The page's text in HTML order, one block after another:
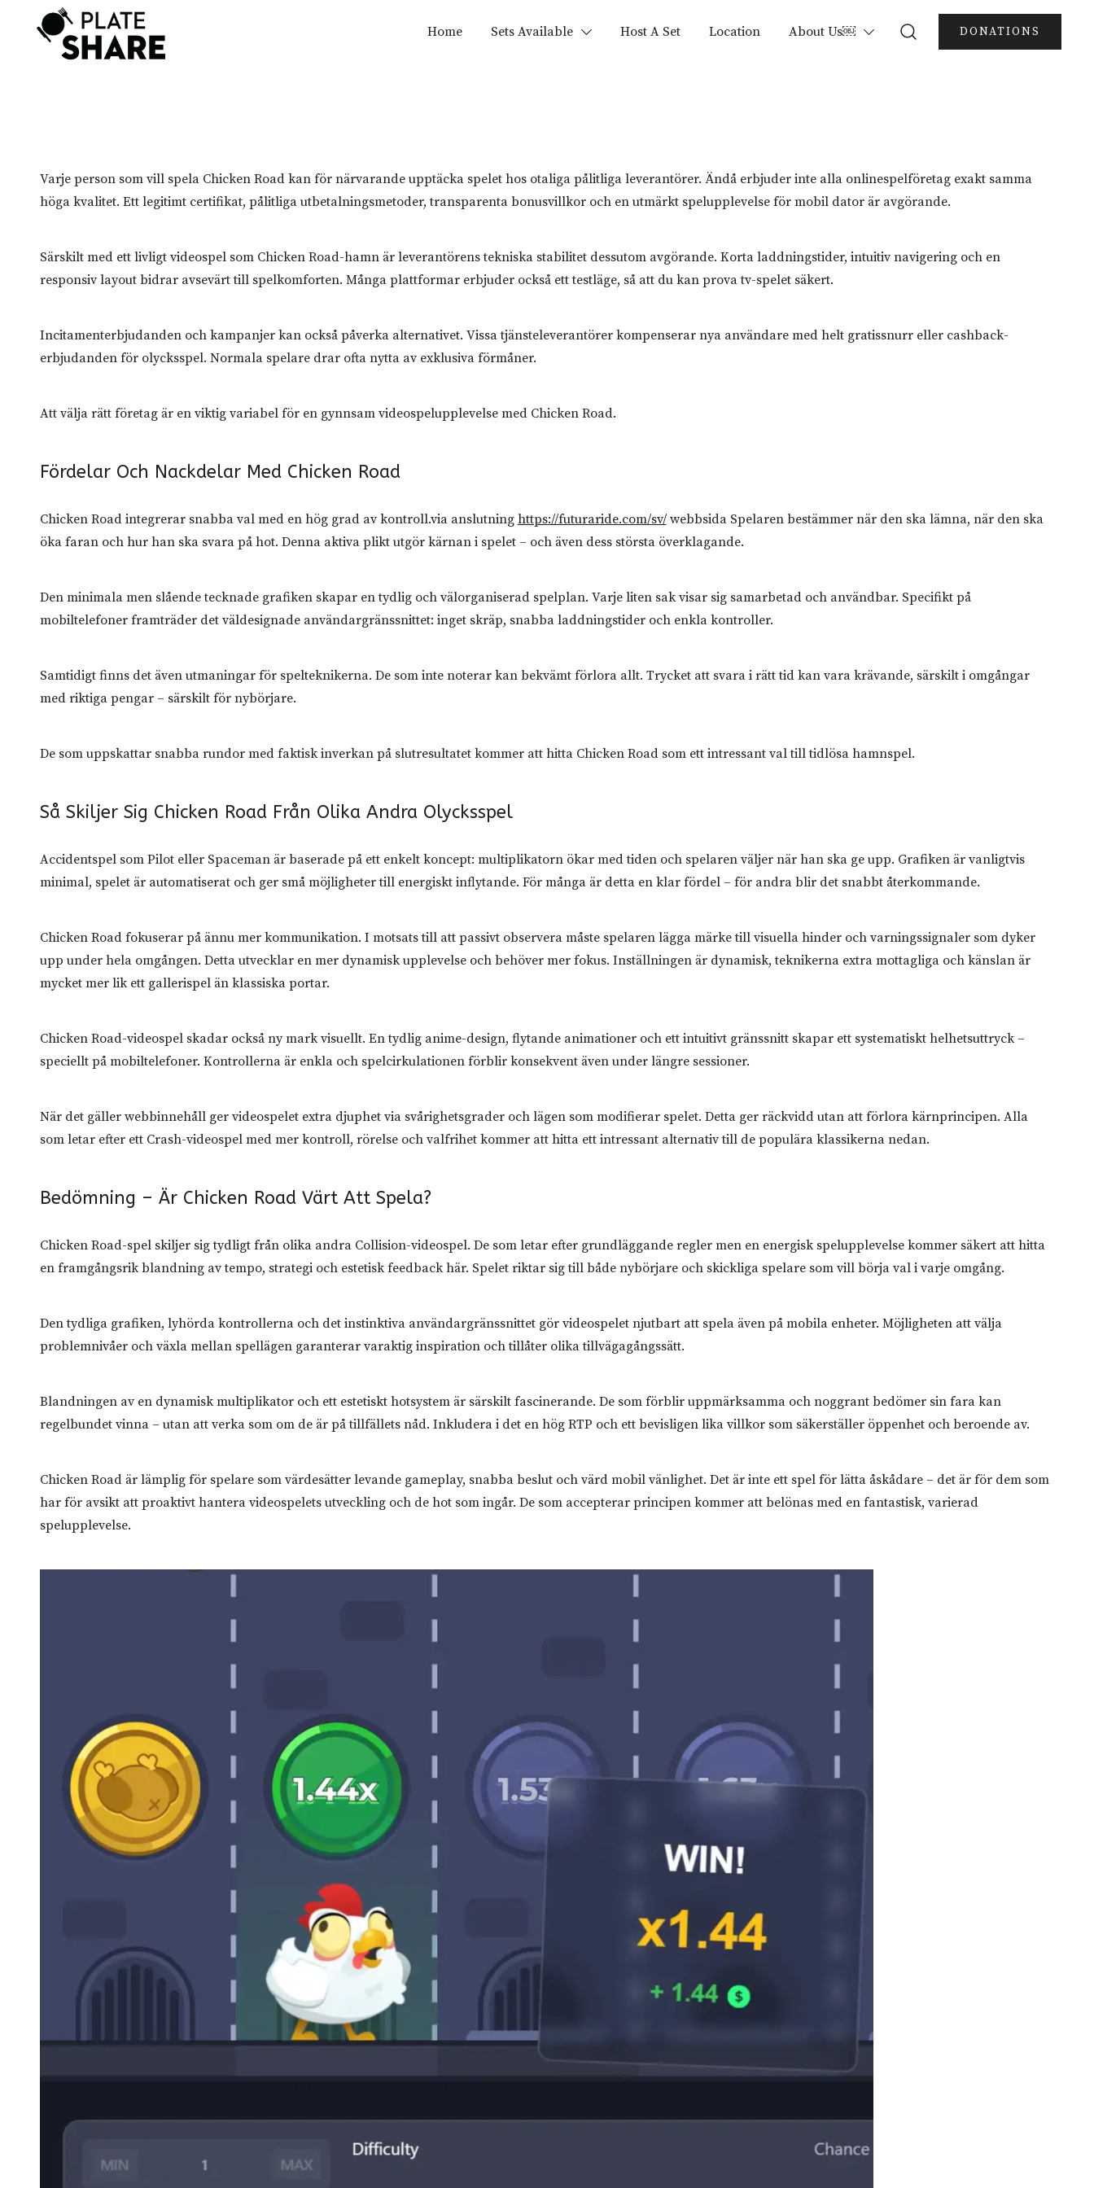
Home Sets Available Host A Set Location About Us￼ DONATIONS
Varje person som vill spela Chicken Road kan för närvarande upptäcka spelet hos otaliga pålitliga leverantörer. Ändå erbjuder inte alla onlinespelföretag exakt samma
höga kvalitet. Ett legitimt certifikat, pålitliga utbetalningsmetoder, transparenta bonusvillkor och en utmärkt spelupplevelse för mobil dator är avgörande.
Särskilt med ett livligt videospel som Chicken Road-hamn är leverantörens tekniska stabilitet dessutom avgörande. Korta laddningstider, intuitiv navigering och en
responsiv layout bidrar avsevärt till spelkomforten. Många plattformar erbjuder också ett testläge, så att du kan prova tv-spelet säkert.
Incitamenterbjudanden och kampanjer kan också påverka alternativet. Vissa tjänsteleverantörer kompenserar nya användare med helt gratissnurr eller cashback-
erbjudanden för olycksspel. Normala spelare drar ofta nytta av exklusiva förmåner.
Att välja rätt företag är en viktig variabel för en gynnsam videospelupplevelse med Chicken Road.
Fördelar Och Nackdelar Med Chicken Road
Chicken Road integrerar snabba val med en hög grad av kontroll.via anslutning https://futuraride.com/sv/webbsida Spelaren bestämmer när den ska lämna, när den ska
öka faran och hur han ska svara på hot. Denna aktiva plikt utgör kärnan i spelet – och även dess största överklagande.
Den minimala men slående tecknade grafiken skapar en tydlig och välorganiserad spelplan. Varje liten sak visar sig samarbetad och användbar. Specifikt på
mobiltelefoner framträder det väldesignade användargränssnittet: inget skräp, snabba laddningstider och enkla kontroller.
Samtidigt finns det även utmaningar för spelteknikerna. De som inte noterar kan bekvämt förlora allt. Trycket att svara i rätt tid kan vara krävande, särskilt i omgångar
med riktiga pengar – särskilt för nybörjare.
De som uppskattar snabba rundor med faktisk inverkan på slutresultatet kommer att hitta Chicken Road som ett intressant val till tidlösa hamnspel.
Så Skiljer Sig Chicken Road Från Olika Andra Olycksspel
Accidentspel som Pilot eller Spaceman är baserade på ett enkelt koncept: multiplikatorn ökar med tiden och spelaren väljer när han ska ge upp. Grafiken är vanligtvis
minimal, spelet är automatiserat och ger små möjligheter till energiskt inflytande. För många är detta en klar fördel – för andra blir det snabbt återkommande.
Chicken Road fokuserar på ännu mer kommunikation. I motsats till att passivt observera måste spelaren lägga märke till visuella hinder och varningssignaler som dyker
upp under hela omgången. Detta utvecklar en mer dynamisk upplevelse och behöver mer fokus. Inställningen är dynamisk, teknikerna extra mottagliga och känslan är
mycket mer lik ett gallerispel än klassiska portar.
Chicken Road-videospel skadar också ny mark visuellt. En tydlig anime-design, flytande animationer och ett intuitivt gränssnitt skapar ett systematiskt helhetsuttryck –
speciellt på mobiltelefoner. Kontrollerna är enkla och spelcirkulationen förblir konsekvent även under längre sessioner.
När det gäller webbinnehåll ger videospelet extra djuphet via svårighetsgrader och lägen som modifierar spelet. Detta ger räckvidd utan att förlora kärnprincipen. Alla
som letar efter ett Crash-videospel med mer kontroll, rörelse och valfrihet kommer att hitta ett intressant alternativ till de populära klassikerna nedan.
Bedömning – Är Chicken Road Värt Att Spela?
Chicken Road-spel skiljer sig tydligt från olika andra Collision-videospel. De som letar efter grundläggande regler men en energisk spelupplevelse kommer säkert att hitta
en framgångsrik blandning av tempo, strategi och estetisk feedback här. Spelet riktar sig till både nybörjare och skickliga spelare som vill börja val i varje omgång.
Den tydliga grafiken, lyhörda kontrollerna och det instinktiva användargränssnittet gör videospelet njutbart att spela även på mobila enheter. Möjligheten att välja
problemnivåer och växla mellan spellägen garanterar varaktig inspiration och tillåter olika tillvägagångssätt.
Blandningen av en dynamisk multiplikator och ett estetiskt hotsystem är särskilt fascinerande. De som förblir uppmärksamma och noggrant bedömer sin fara kan
regelbundet vinna – utan att verka som om de är på tillfällets nåd. Inkludera i det en hög RTP och ett bevisligen lika villkor som säkerställer öppenhet och beroende av.
Chicken Road är lämplig för spelare som värdesätter levande gameplay, snabba beslut och värd mobil vänlighet. Det är inte ett spel för lätta åskådare – det är för dem som
har för avsikt att proaktivt hantera videospelets utveckling och de hot som ingår. De som accepterar principen kommer att belönas med en fantastisk, varierad
spelupplevelse.